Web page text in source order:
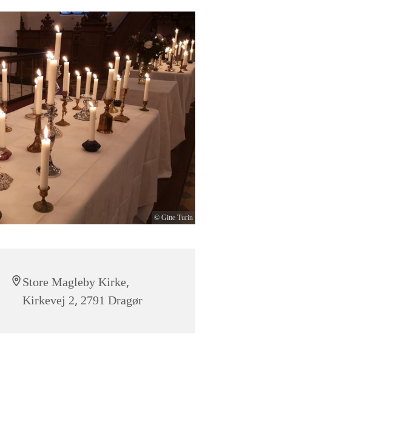
© Gitte Turin
Store Magleby Kirke,
Kirkevej 2, 2791 Dragør